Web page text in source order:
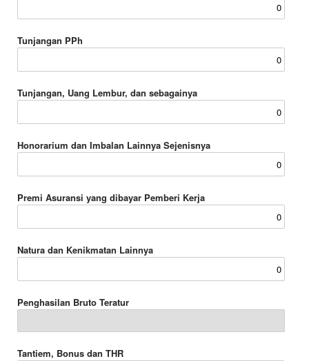
Tunjangan PPh
Tunjangan, Uang Lembur, dan sebagainya
Honorarium dan Imbalan Lainnya Sejenisnya
Premi Asuransi yang dibayar Pemberi Kerja
Natura dan Kenikmatan Lainnya
Penghasilan Bruto Teratur
Tantiem, Bonus dan THR